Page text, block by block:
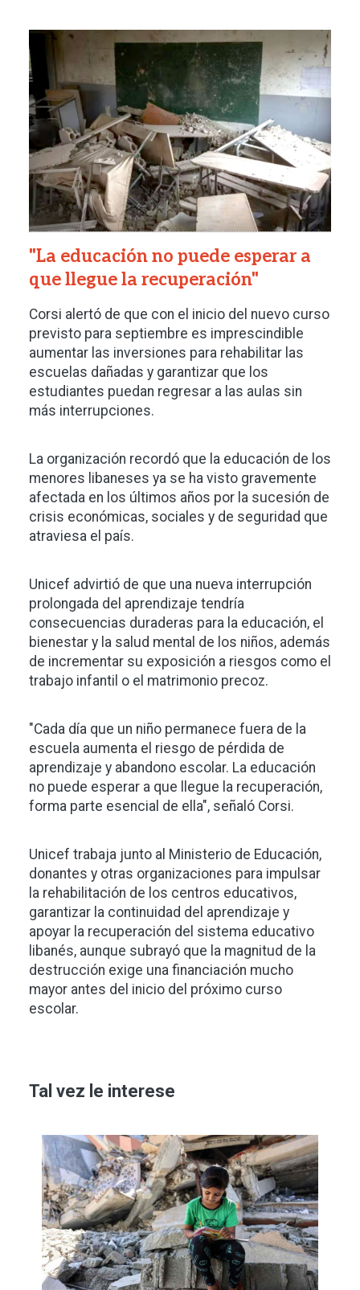
Imagen
"La educación no puede esperar a
que llegue la recuperación"
Corsi alertó de que con el inicio del nuevo curso
previsto para septiembre es imprescindible
aumentar las inversiones para rehabilitar las
escuelas dañadas y garantizar que los
estudiantes puedan regresar a las aulas sin
más interrupciones.
La organización recordó que la educación de los
menores libaneses ya se ha visto gravemente
afectada en los últimos años por la sucesión de
crisis económicas, sociales y de seguridad que
atraviesa el país.
Unicef advirtió de que una nueva interrupción
prolongada del aprendizaje tendría
consecuencias duraderas para la educación, el
bienestar y la salud mental de los niños, además
de incrementar su exposición a riesgos como el
trabajo infantil o el matrimonio precoz.
"Cada día que un niño permanece fuera de la
escuela aumenta el riesgo de pérdida de
aprendizaje y abandono escolar. La educación
no puede esperar a que llegue la recuperación,
forma parte esencial de ella", señaló Corsi.
Unicef trabaja junto al Ministerio de Educación,
donantes y otras organizaciones para impulsar
la rehabilitación de los centros educativos,
garantizar la continuidad del aprendizaje y
apoyar la recuperación del sistema educativo
libanés, aunque subrayó que la magnitud de la
destrucción exige una financiación mucho
mayor antes del inicio del próximo curso
escolar.
Tal vez le interese
Imagen